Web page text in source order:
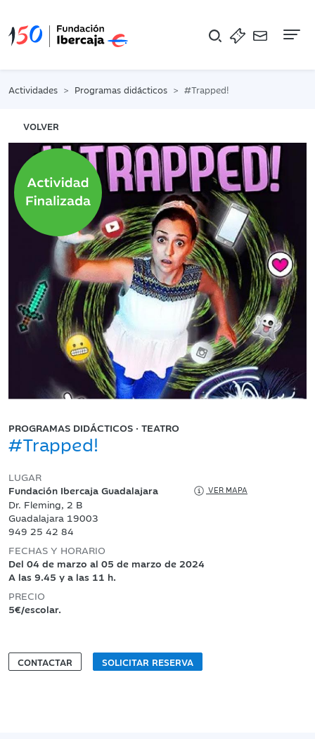
Actividades Programas didácticos #Trapped!
VOLVER
PROGRAMAS DIDÁCTICOS · TEATRO
#Trapped!
LUGAR
Fundación Ibercaja Guadalajara
VER MAPA
Dr. Fleming, 2 B
Guadalajara 19003
949 25 42 84
FECHAS Y HORARIO
Del 04 de marzo al 05 de marzo de 2024
A las 9.45 y a las 11 h.
PRECIO
5€/escolar.
CONTACTAR SOLICITAR RESERVA